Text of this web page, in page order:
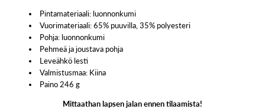
Pintamateriaali: luonnonkumi
Vuorimateriaali: 65% puuvilla, 35% polyesteri
Pohja: luonnonkumi
Pehmeä ja joustava pohja
Leveähkö lesti
Valmistusmaa: Kiina
Paino 246 g
Mittaathan lapsen jalan ennen tilaamista!